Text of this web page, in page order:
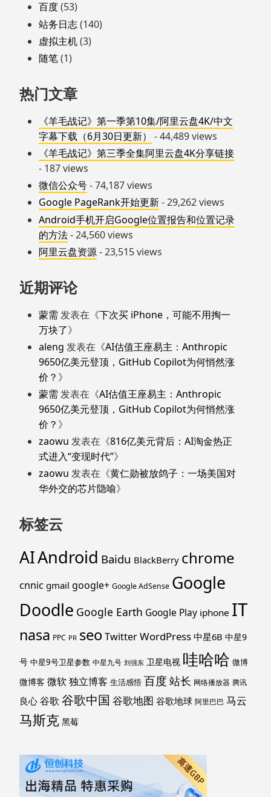
百度(53)
站务日志(140)
虚拟主机(3)
随笔(1)
热门文章
《羊毛战记》第一季第10集/阿里云盘4K/中文
字幕下载（6月30日更新）
- 44,489 views
《羊毛战记》第三季全集阿里云盘4K分享链接
- 187 views
微信公众号- 74,187 views
Google PageRank开始更新- 29,262 views
Android手机开启Google位置报告和位置记录
的方法- 24,560 views
阿里云盘资源- 23,515 views
近期评论
蒙需 发表在《下次买 iPhone，可能不用掏一
万块了》
aleng 发表在《AI估值王座易主：Anthropic
9650亿美元登顶，GitHub Copilot为何悄然涨
价？ 》
蒙需 发表在《AI估值王座易主：Anthropic
9650亿美元登顶，GitHub Copilot为何悄然涨
价？ 》
zaowu 发表在《816亿美元背后：AI淘金热正
式进入“变现时代”》
zaowu 发表在《黄仁勋被放鸽子：一场美国对
华外交的芯片隐喻》
标签云
AIAndroid Baidu BlackBerry chrome
cnnic gmail google+ Google AdSense Google
Doodle Google Earth Google Play iphone IT
nasa PPC PR seoTwitterWordPress 中星6B 中星9
号 中星9号卫星参数 中星九号 刘强东 卫星电视 哇哈哈 微博
微博客 微软独立博客 生活感悟 百度 站长 网络播放器 腾讯
良心 谷歌 谷歌中国 谷歌地图 谷歌地球 阿里巴巴 马云
马斯克 黑莓